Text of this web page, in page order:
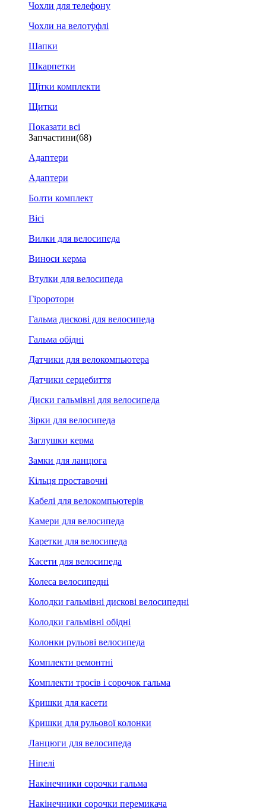
Чохли для телефону
Чохли на велотуфлі
Шапки
Шкарпетки
Щітки комплекти
Щитки
Показати всі
Запчастини(68)
Адаптери
Адаптери
Болти комплект
Вісі
Вилки для велосипеда
Виноси керма
Втулки для велосипеда
Гіроротори
Гальма дискові для велосипеда
Гальма обідні
Датчики для велокомпьютера
Датчики серцебиття
Диски гальмівні для велосипеда
Зірки для велосипеда
Заглушки керма
Замки для ланцюга
Кільця проставочні
Кабелі для велокомпьютерів
Камери для велосипеда
Каретки для велосипеда
Касети для велосипеда
Колеса велосипедні
Колодки гальмівні дискові велосипедні
Колодки гальмівні обідні
Колонки рульові велосипеда
Комплекти ремонтні
Комплекти тросів і сорочок гальма
Кришки для касети
Кришки для рульової колонки
Ланцюги для велосипеда
Ніпелі
Накінечники сорочки гальма
Накінечники сорочки перемикача